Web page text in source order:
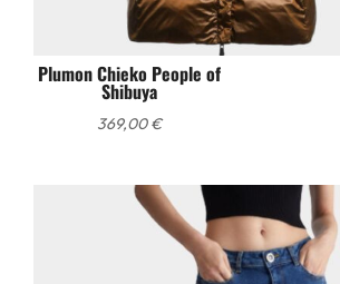
Plumon Chieko People of
Shibuya
369,00€